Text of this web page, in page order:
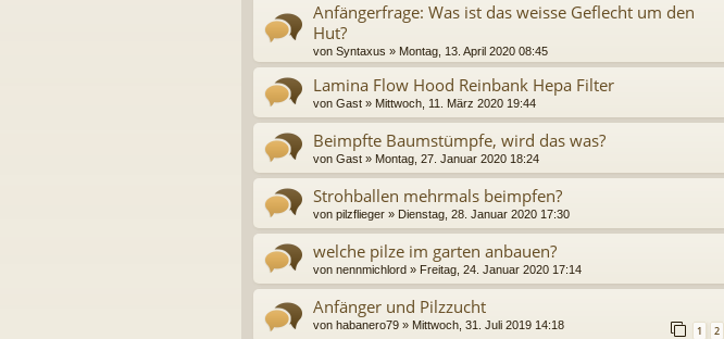
Anfängerfrage: Was ist das weisse Geflecht um den
Hut?
von Syntaxus » Montag, 13. April 2020 08:45
Lamina Flow Hood Reinbank Hepa Filter
von Gast » Mittwoch, 11. März 2020 19:44
Beimpfte Baumstümpfe, wird das was?
von Gast » Montag, 27. Januar 2020 18:24
Strohballen mehrmals beimpfen?
von pilzflieger » Dienstag, 28. Januar 2020 17:30
welche pilze im garten anbauen?
von nennmichlord » Freitag, 24. Januar 2020 17:14
Anfänger und Pilzzucht
von habanero79 » Mittwoch, 31. Juli 2019 14:18 1 2